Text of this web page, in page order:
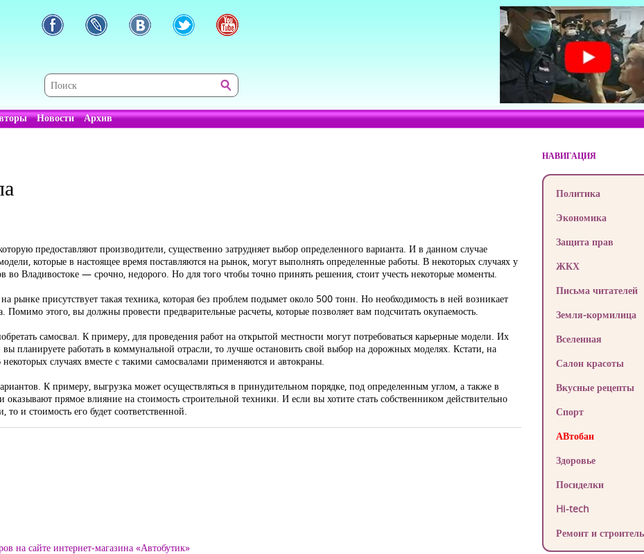
Новости Архив
предоставляют производители, существенно затрудняет выбор определенного варианта. И в данном случае
которые в настоящее время поставляются на рынок, могут выполнять определенные работы. В некоторых случаях у
во Владивостоке — срочно, недорого. Но для того чтобы точно принять решения, стоит учесть некоторые моменты.
рынке присутствует такая техника, которая без проблем подымет около 500 тонн. Но необходимость в ней возникает
Помимо этого, вы должны провести предварительные расчеты, которые позволяет вам подсчитать окупаемость.
самосвал. К примеру, для проведения работ на открытой местности могут потребоваться карьерные модели. Их
планируете работать в коммунальной отрасли, то лучше остановить свой выбор на дорожных моделях. Кстати, на
случаях вместе с такими самосвалами применяются и автокраны.
К примеру, выгрузка может осуществляться в принудительном порядке, под определенным углом, а также в
прямое влияние на стоимость строительной техники. И если вы хотите стать собственником действительно
и стоимость его будет соответственной.
на сайте интернет-магазина «Автобутик»
НАВИГАЦИЯ
Политика
Экономика
Защита прав
ЖКХ
Письма читателей
Земля-кормилица
Вселенная
Салон красоты
Вкусные рецепты
Спорт
АВтобан
Здоровье
Посиделки
Hi-tech
Ремонт и